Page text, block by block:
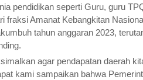
pendidikan seperti Guru, guru
fraksi Amanat Kebangkitan
tahun anggaran 2023,
agar pendapatan daerah
kami sampaikan bahwa